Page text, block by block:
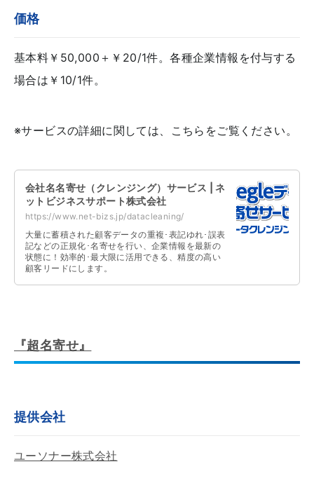
価格
基本料￥50,000＋￥20/1件。各種企業情報を付与する
場合は￥10/1件。
※サービスの詳細に関しては、こちらをご覧ください。
会社名名寄せ（クレンジング）サービス | ネ
ットビジネスサポート株式会社
https://www.net-bizs.jp/datacleaning/
大量に蓄積された顧客データの重複･表記ゆれ･誤表
記などの正規化･名寄せを行い、企業情報を最新の
状態に！効率的･最大限に活用できる、精度の高い
顧客リードにします。
『超名寄せ』
提供会社
ユーソナー株式会社